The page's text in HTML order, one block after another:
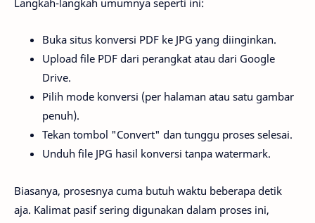
Buka situs konversi PDF ke JPG yang diinginkan.
Upload file PDF dari perangkat atau dari Google
Drive.
Pilih mode konversi (per halaman atau satu gambar
penuh).
Tekan tombol "Convert" dan tunggu proses selesai.
Unduh file JPG hasil konversi tanpa watermark.
Biasanya, prosesnya cuma butuh waktu beberapa detik
aja. Kalimat pasif sering digunakan dalam proses ini,